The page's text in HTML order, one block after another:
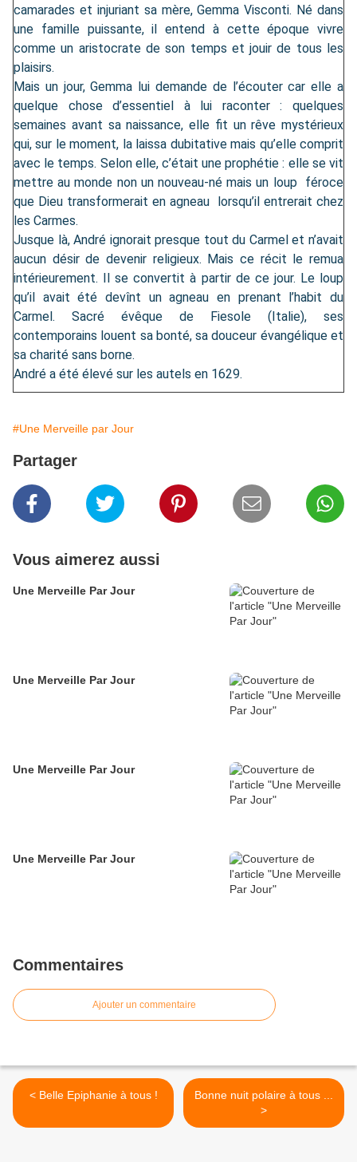
camarades et injuriant sa mère, Gemma Visconti. Né dans
une famille puissante, il entend à cette époque vivre
comme un aristocrate de son temps et jouir de tous les
plaisirs.
Mais un jour, Gemma lui demande de l’écouter car elle a
quelque chose d’essentiel à lui raconter : quelques
semaines avant sa naissance, elle fit un rêve mystérieux
qui, sur le moment, la laissa dubitative mais qu’elle comprit
avec le temps. Selon elle, c’était une prophétie : elle se vit
mettre au monde non un nouveau-né mais un loup féroce
que Dieu transformerait en agneau lorsqu’il entrerait chez
les Carmes.
Jusque là, André ignorait presque tout du Carmel et n’avait
aucun désir de devenir religieux. Mais ce récit le remua
intérieurement. Il se convertit à partir de ce jour. Le loup
qu’il avait été devînt un agneau en prenant l’habit du
Carmel. Sacré évêque de Fiesole (Italie), ses
contemporains louent sa bonté, sa douceur évangélique et
sa charité sans borne.
André a été élevé sur les autels en 1629.
#Une Merveille par Jour
Partager
Vous aimerez aussi
Une Merveille Par Jour
Une Merveille Par Jour
Une Merveille Par Jour
Une Merveille Par Jour
Commentaires
Ajouter un commentaire
< Belle Epiphanie à tous !
Bonne nuit polaire à tous ...
>